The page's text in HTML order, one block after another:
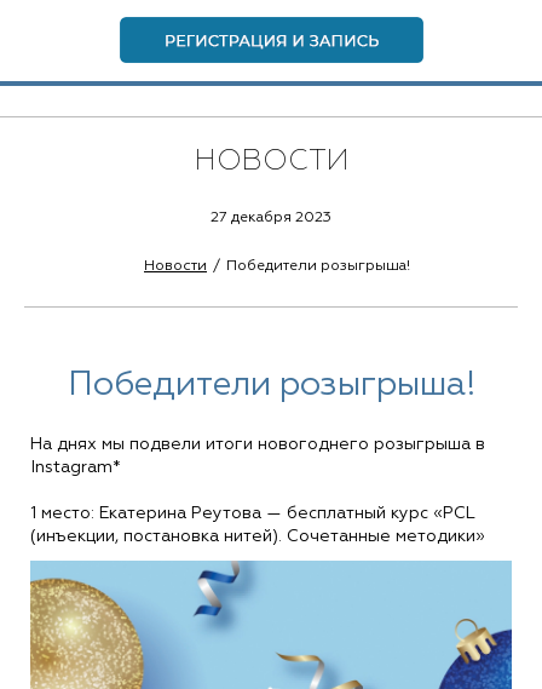
НОВОСТИ
27 декабря 2023
Новости Победители розыгрыша!
Победители розыгрыша!
На днях мы подвели итоги новогоднего розыгрыша в
Instagram*
1 место: Екатерина Реутова — бесплатный курс «PCL
(инъекции, постановка нитей). Сочетанные методики»